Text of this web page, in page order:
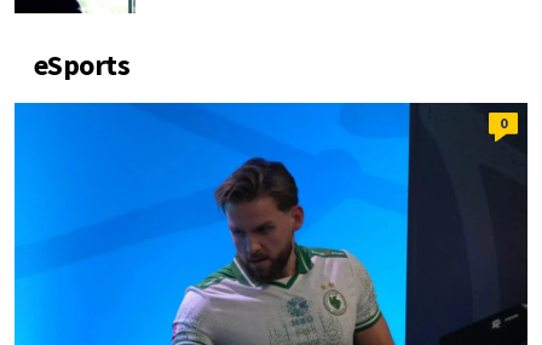
eSports
0